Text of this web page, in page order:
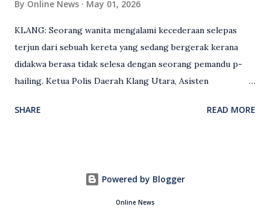
By Online News May 01, 2026
KLANG: Seorang wanita mengalami kecederaan selepas
terjun dari sebuah kereta yang sedang bergerak kerana
didakwa berasa tidak selesa dengan seorang pemandu p-
hailing. Ketua Polis Daerah Klang Utara, Asisten
(2 Mei), berkata pemandu berusia 47 tahun itu telah
ketika pengadu sedang membawa dua penumpang. “Tiba-
tiba, salah seorang penumpang wanita membuka pintu
SHARE READ MORE
Powered by Blogger
Online News